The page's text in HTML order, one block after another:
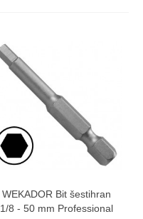
WEKADOR Bit šestihran
1/8 - 50 mm Professional